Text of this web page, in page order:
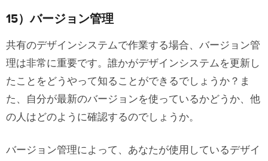
15）バージョン管理
共有のデザインシステムで作業する場合、バージョン管
理は非常に重要です。誰かがデザインシステムを更新し
たことをどうやって知ることができるでしょうか？ま
た、自分が最新のバージョンを使っているかどうか、他
の人はどのように確認するのでしょうか。
バージョン管理によって、あなたが使用しているデザイ